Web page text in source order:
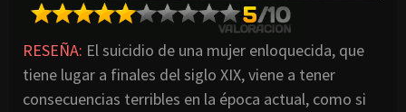
RESEÑA: El suicidio de una mujer enloquecida, que
tiene lugar a finales del siglo XIX, viene a tener
consecuencias terribles en la época actual, como si